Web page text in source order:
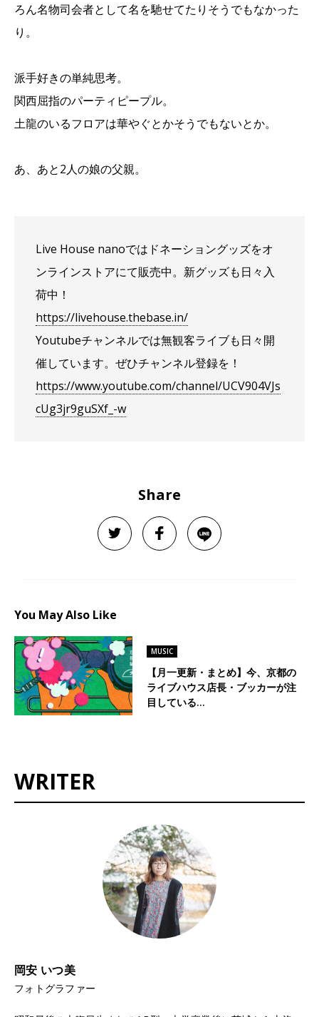
ろん名物司会者として名を馳せてたりそうでもなかった
り。
派手好きの単純思考。
関西屈指のパーティピープル。
土龍のいるフロアは華やぐとかそうでもないとか。
あ、あと2人の娘の父親。
Live House nanoではドネーショングッズをオ
ンラインストアにて販売中。新グッズも日々入
荷中！
https://livehouse.thebase.in/
Youtubeチャンネルでは無観客ライブも日々開
催しています。ぜひチャンネル登録を！
https://www.youtube.com/channel/UCV904VJs
cUg3jr9guSXf_-w
Share
You May Also Like
MUSIC
【月一更新・まとめ】今、京都の
ライブハウス店長・ブッカーが注
目している…
WRITER
岡安 いつ美
フォトグラファー